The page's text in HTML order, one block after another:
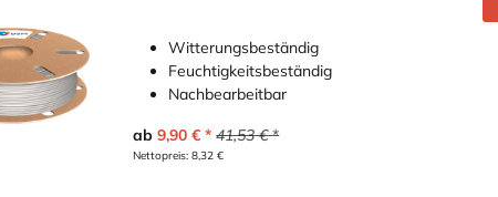
Witterungsbeständig
Feuchtigkeitsbeständig
Nachbearbeitbar
ab 9,90 € 41,53€
Nettopreis:8,32 €